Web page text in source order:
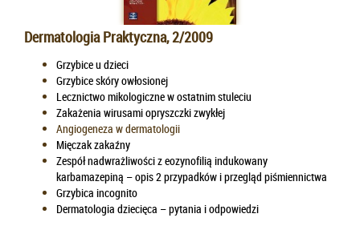
Dermatologia Praktyczna, 2/2009
Grzybice u dzieci
Grzybice skóry owłosionej
Lecznictwo mikologiczne w ostatnim stuleciu
Zakażenia wirusami opryszczki zwykłej
Angiogeneza w dermatologii
Mięczak zakaźny
Zespół nadwrażliwości z eozynofilią indukowany
karbamazepiną – opis 2 przypadków i przegląd piśmiennictwa
Grzybica incognito
Dermatologia dziecięca – pytania i odpowiedzi